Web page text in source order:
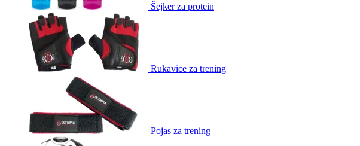
Šejker za protein
Rukavice za trening
Pojas za trening